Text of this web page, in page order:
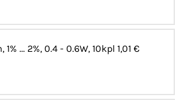
1% ... 2%, 0.4 - 0.6W, 10kpl 1,01 €